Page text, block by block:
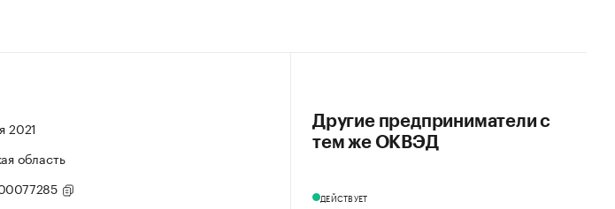
2021
область
Другие предприниматели с
тем же ОКВЭД
ДЕЙСТВУЕТ